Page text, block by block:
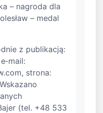
– nagroda dla
– medal
z publikacją:
, strona:
(tel. +48 533